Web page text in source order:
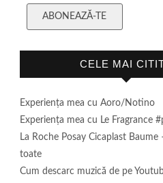
ABONEAZĂ-TE
CELE MAI
Experienţa mea cu Aoro/Notino
Experienţa mea cu Le Fragrance
La Roche Posay Cicaplast Baume
toate
Cum descarc muzică de pe